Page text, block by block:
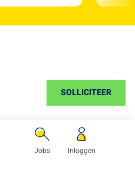
SOLLICITEER
Jobs Inloggen